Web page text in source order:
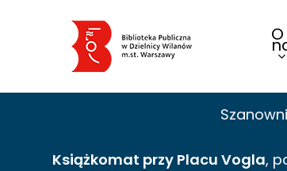
O
Książkomat przy Placu Vogla,